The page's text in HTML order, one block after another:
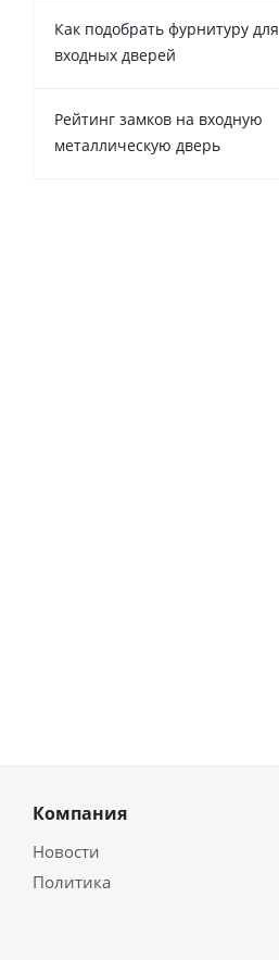
Как подобрать фурнитуру для
входных дверей
Рейтинг замков на входную
металлическую дверь
Компания
Новости
Политика